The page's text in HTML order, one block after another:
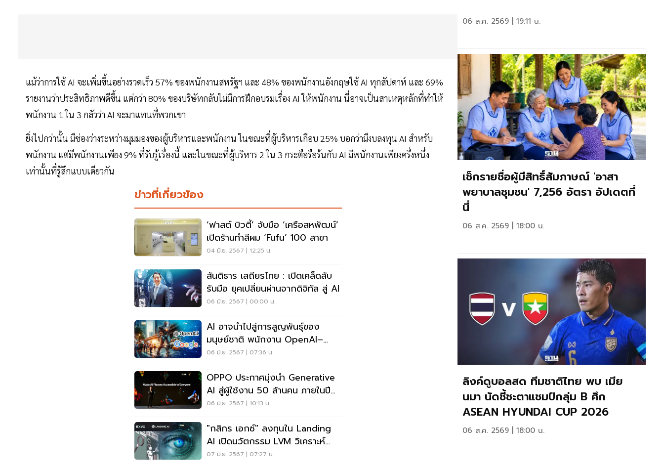
แม้ว่าการใช้ AI จะเพิ่มขึ้นอย่างรวดเร็ว 57% ของพนักงานสหรัฐฯ และ 48% ของพนักงานอังกฤษใช้ AI ทุกสัปดาห์ และ 69%
รายงานว่าประสิทธิภาพดีขึ้น แต่กว่า 80% ของบริษัทกลับไม่มีการฝึกอบรมเรื่อง AI ให้พนักงาน นี่อาจเป็นสาเหตุหลักที่ทำให้
พนักงาน 1 ใน 3 กลัวว่า AI จะมาแทนที่พวกเขา
ยิ่งไปกว่านั้น มีช่องว่างระหว่างมุมมองของผู้บริหารและพนักงาน ในขณะที่ผู้บริหารเกือบ 25% บอกว่ามีงบลงทุน AI สำหรับ
พนักงาน แต่มีพนักงานเพียง 9% ที่รับรู้เรื่องนี้ และในขณะที่ผู้บริหาร 2 ใน 3 กระตือรือร้นกับ AI มีพนักงานเพียงครึ่งหนึ่ง
เท่านั้นที่รู้สึกแบบเดียวกัน
ข่าวที่เกี่ยวข้อง
‘ฟาสต์ บิวตี้’ จับมือ ‘เครือสหพัฒน์’
เปิดร้านทำสีผม ‘fufu’ 100 สาขา
04 มิ.ย. 2567 | 12:25 น.
สันติธาร เสถียรไทย : เปิดเคล็ดลับ
รับมือ ยุคเปลี่ยนผ่านจากดิจิทัล สู่ AI
06 มิ.ย. 2567 | 00:00 น.
AI อาจนำไปสู่การสูญพันธุ์ของ
มนุษย์ชาติ พนักงาน OpenAI–
Google เตือน
06 มิ.ย. 2567 | 07:36 น.
OPPO ประกาศมุ่งนำ Generative
AI สู่ผู้ใช้งาน 50 ล้านคน ภายในปี
67
06 มิ.ย. 2567 | 10:13 น.
"กสิกร เอกซ์" ลงทุนใน Landing
AI เปิดนวัตกรรม LVM วิเคราะห์
ข้อมูลจากภาพถ่าย
07 มิ.ย. 2567 | 07:27 น.
06 ส.ค. 2569 | 19:11 น.
เช็กรายชื่อผู้มีสิทธิ์สัมภาษณ์ 'อาสา
พยาบาลชุมชน' 7,256 อัตรา อัปเดตที่
นี่
06 ส.ค. 2569 | 18:00 น.
ลิงค์ดูบอลสด ทีมชาติไทย พบ เมีย
นมา นัดชี้ชะตาแชมป์กลุ่ม B ศึก
ASEAN HYUNDAI CUP 2026
06 ส.ค. 2569 | 18:00 น.